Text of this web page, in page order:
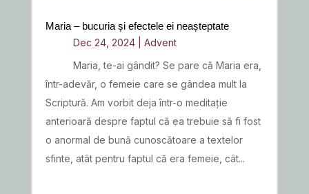
Maria – bucuria și efectele ei neașteptate
Dec 24, 2024| Advent
Maria, te-ai gândit? Se pare că Maria era,
într-adevăr, o femeie care se gândea mult la
Scriptură. Am vorbit deja într-o meditație
anterioară despre faptul că ea trebuie să fi fost
o anormal de bună cunoscătoare a textelor
sfinte, atât pentru faptul că era femeie, cât...